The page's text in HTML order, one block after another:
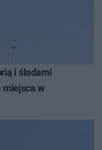
i śladami
miejsca w